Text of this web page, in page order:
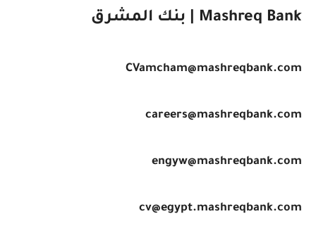
Mashreq Bank | بنك المشرق
CVamcham@mashreqbank.com
careers@mashreqbank.com
engyw@mashreqbank.com
cv@egypt.mashreqbank.com